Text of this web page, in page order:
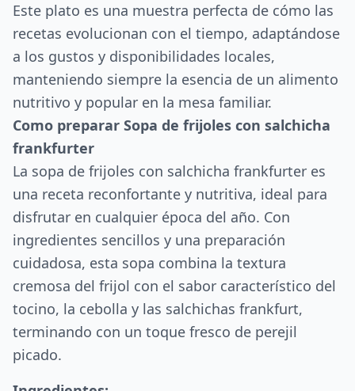
Este plato es una muestra perfecta de cómo las
recetas evolucionan con el tiempo, adaptándose
a los gustos y disponibilidades locales,
manteniendo siempre la esencia de un alimento
nutritivo y popular en la mesa familiar.
Como preparar Sopa de frijoles con salchicha
frankfurter
La sopa de frijoles con salchicha frankfurter es
una receta reconfortante y nutritiva, ideal para
disfrutar en cualquier época del año. Con
ingredientes sencillos y una preparación
cuidadosa, esta sopa combina la textura
cremosa del frijol con el sabor característico del
tocino, la cebolla y las salchichas frankfurt,
terminando con un toque fresco de perejil
picado.